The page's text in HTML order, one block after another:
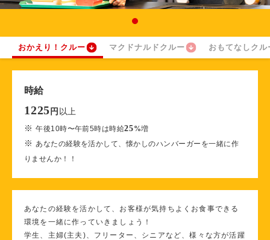
おかえり！クルー マクドナルドクルー おもてなしクル
時給
1225 円 以上
※午後10時〜午前5時は時給25%増
※ あなたの経験を活かして、懐かしのハンバーガーを一緒に作
りませんか！！
あなたの経験を活かして、お客様が気持ちよくお食事できる
環境を一緒に作っていきましょう！
学生、主婦(主夫)、フリーター、シニアなど、様々な方が活躍